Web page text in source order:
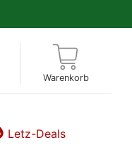
Warenkorb
Letz-Deals